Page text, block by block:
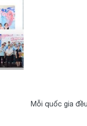
Mỗi quốc gia